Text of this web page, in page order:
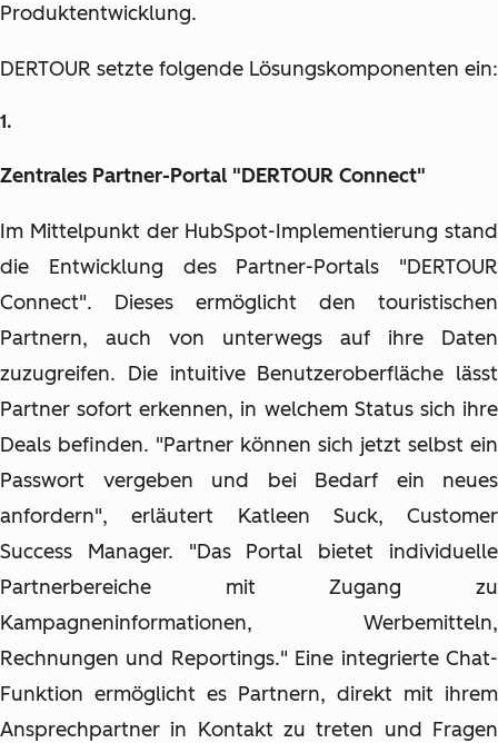
Produktentwicklung.
DERTOUR setzte folgende Lösungskomponenten ein:
Zentrales Partner-Portal "DERTOUR Connect"
Im Mittelpunkt der HubSpot-Implementierung stand
die Entwicklung des Partner-Portals "DERTOUR
Connect". Dieses ermöglicht den touristischen
Partnern, auch von unterwegs auf ihre Daten
zuzugreifen. Die intuitive Benutzeroberfläche lässt
Partner sofort erkennen, in welchem Status sich ihre
Deals befinden. "Partner können sich jetzt selbst ein
Passwort vergeben und bei Bedarf ein neues
anfordern", erläutert Katleen Suck, Customer
Success Manager. "Das Portal bietet individuelle
Partnerbereiche mit Zugang zu
Kampagneninformationen, Werbemitteln,
Rechnungen und Reportings." Eine integrierte Chat-
Funktion ermöglicht es Partnern, direkt mit ihrem
Ansprechpartner in Kontakt zu treten und Fragen